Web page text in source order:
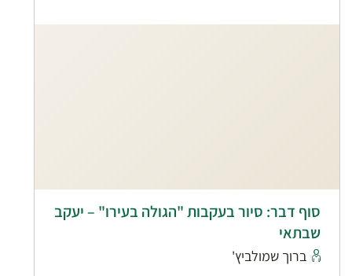
סוף דבר: סיור בעקבות "הגולה בעירו" – יעקב
שבתאי
ברוך שמולביץ'